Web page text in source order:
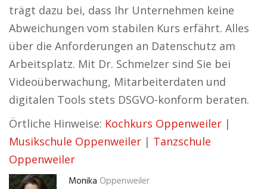
trägt dazu bei, dass Ihr Unternehmen keine
Abweichungen vom stabilen Kurs erfährt. Alles
über die Anforderungen an Datenschutz am
Arbeitsplatz. Mit Dr. Schmelzer sind Sie bei
Videoüberwachung, Mitarbeiterdaten und
digitalen Tools stets DSGVO-konform beraten.
Örtliche Hinweise: Kochkurs Oppenweiler |
Musikschule Oppenweiler | Tanzschule
Oppenweiler
Monika Oppenweiler